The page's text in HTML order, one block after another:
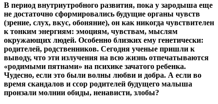
В период внутриутробного развития, пока у зародыша еще
не достаточно сформировались будущие органы чувств
(зрение, слух, вкус, обоняние), он как никогда чувствителен
к тонким энергиям: эмоциям, чувствам, мыслям
окружающих людей. Особенно близких ему генетически:
родителей, родственников. Сегодня ученые пришли к
выводу, что эти излучения на всю жизнь отпечатываются
«родимыми пятнами» на психике зачатого ребенка.
Чудесно, если это были волны любви и добра. А если во
время скандалов и ссор родителей будущего малыша
пронзали молнии обиды, ненависти, злобы?